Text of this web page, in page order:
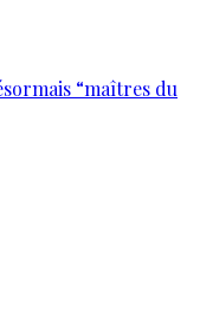
“maîtres du